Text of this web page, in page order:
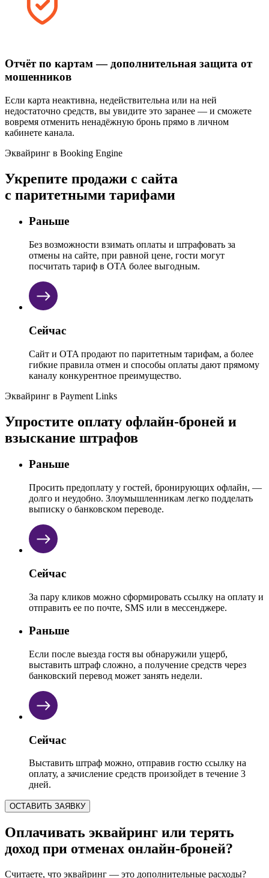
Отчёт по картам — дополнительная защита от
мошенников
Если карта неактивна, недействительна или на ней
недостаточно средств, вы увидите это заранее — и сможете
вовремя отменить ненадёжную бронь прямо в личном
кабинете канала.
Эквайринг в Booking Engine
Укрепите продажи с сайта
с паритетными тарифами
Раньше
Без возможности взимать оплаты и штрафовать за
отмены на сайте, при равной цене, гости могут
посчитать тариф в ОТА более выгодным.
Сейчас
Сайт и OTA продают по паритетным тарифам, а более
гибкие правила отмен и способы оплаты дают прямому
каналу конкурентное преимущество.
Эквайринг в Payment Links
Упростите оплату офлайн-броней и
взыскание штрафов
Раньше
Просить предоплату у гостей, бронирующих офлайн, —
долго и неудобно. Злоумышленникам легко подделать
выписку о банковском переводе.
Сейчас
За пару кликов можно сформировать ссылку на оплату и
отправить ее по почте, SMS или в мессенджере.
Раньше
Если после выезда гостя вы обнаружили ущерб,
выставить штраф сложно, а получение средств через
банковский перевод может занять недели.
Сейчас
Выставить штраф можно, отправив гостю ссылку на
оплату, а зачисление средств произойдет в течение 3
дней.
ОСТАВИТЬ ЗАЯВКУ
Оплачивать эквайринг или терять
доход при отменах онлайн-броней?
Считаете, что эквайринг — это дополнительные расходы?